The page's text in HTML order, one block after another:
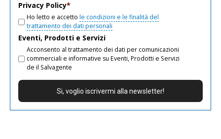
Privacy Policy*
Ho letto e accetto le condizioni e le finalità del
trattamento dei dati personali
Eventi, Prodotti e Servizi
Acconsento al trattamento dei dati per comunicazioni
commerciali e informative su Eventi, Prodotti e Servizi
de il Salvagente